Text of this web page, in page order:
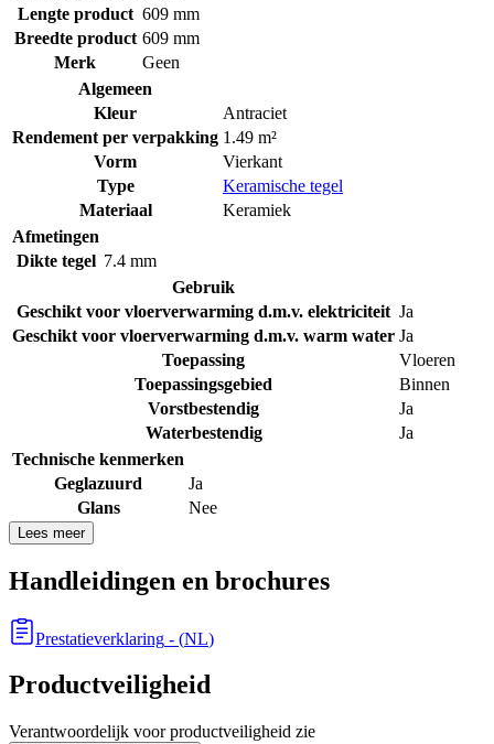
Lengte product 609 mm
Breedte product 609 mm
Merk
Geen
Algemeen
Kleur
Antraciet
Rendement per verpakking 1.49 m²
Vorm
Vierkant
Type
Keramische tegel
Materiaal
Keramiek
Afmetingen
Dikte tegel 7.4 mm
Gebruik
Geschikt voor vloerverwarming d.m.v. elektriciteit Ja
Geschikt voor vloerverwarming d.m.v. warm water Ja
Toepassing
Vloeren
Toepassingsgebied
Binnen
Vorstbestendig
Ja
Waterbestendig
Ja
Technische kenmerken
Geglazuurd
Ja
Glans
Nee
Lees meer
Handleidingen en brochures
Prestatieverklaring - (NL)
Productveiligheid
Verantwoordelijk voor productveiligheid zie